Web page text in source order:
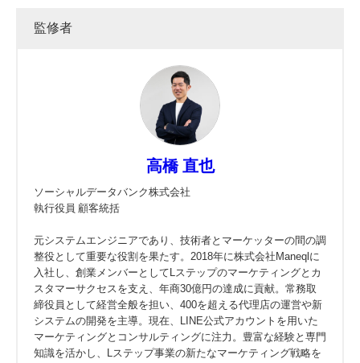
監修者
高橋 直也
ソーシャルデータバンク株式会社
執行役員 顧客統括
元システムエンジニアであり、技術者とマーケッターの間の調
整役として重要な役割を果たす。2018年に株式会社Maneqlに
入社し、創業メンバーとしてLステップのマーケティングとカ
スタマーサクセスを支え、年商30億円の達成に貢献。常務取
締役員として経営全般を担い、400を超える代理店の運営や新
システムの開発を主導。現在、LINE公式アカウントを用いた
マーケティングとコンサルティングに注力。豊富な経験と専門
知識を活かし、Lステップ事業の新たなマーケティング戦略を